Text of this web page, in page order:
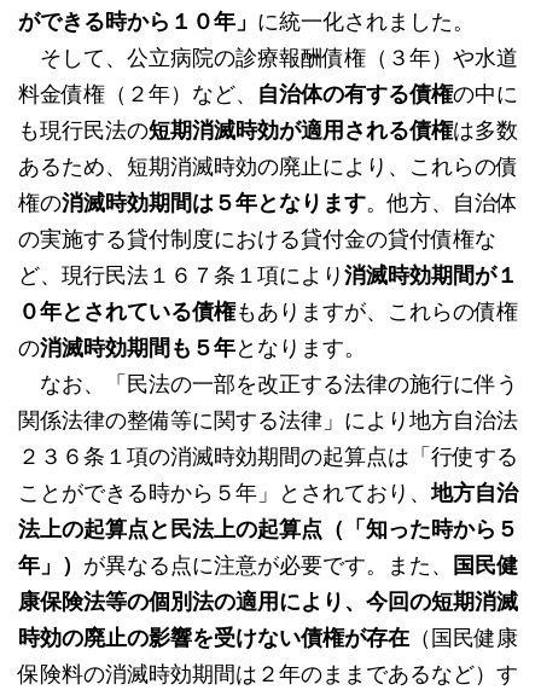
ができる時から１０年」 に統一化されました。
そして、公立病院の診療報酬債権（３年）や水道
料金債権（２年）など、 自治体の有する債権の中に
も現行民法の短期消滅時効が適用される債権は多数
あるため、短期消滅時効の廃止により、これらの債
権の消滅時効期間は５年となります。他方、自治体
の実施する貸付制度における貸付金の貸付債権な
ど、現行民法１６７条１項により消滅時効期間が１
０年とされている債権もありますが、これらの債権
の消滅時効期間も５年となります。
なお、「民法の一部を改正する法律の施行に伴う
関係法律の整備等に関する法律」により地方自治法
２３６条１項の消滅時効期間の起算点は「行使する
ことができる時から５年」とされており、地方自治
法上の起算点と民法上の起算点（「知った時から５
年」） が異なる点に注意が必要です。また、
国民健
康保険法等の個別法の適用により、今回の短期消滅
時効の廃止の影響を受けない債権が存在 （国民健康
保険料の消滅時効期間は２年のままであるなど）す